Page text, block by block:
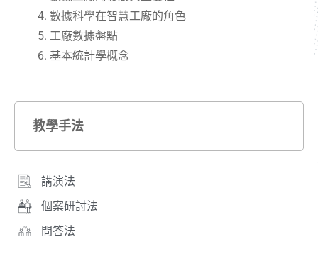
數據科學在智慧工廠的角色
工廠數據盤點
基本統計學概念
教學手法
講演法
個案研討法
問答法